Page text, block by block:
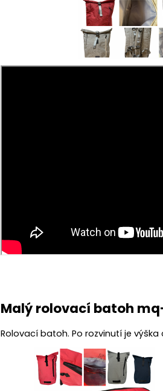
Malý rolovací batoh
Rolovací batoh. Po rozvinutí je výška